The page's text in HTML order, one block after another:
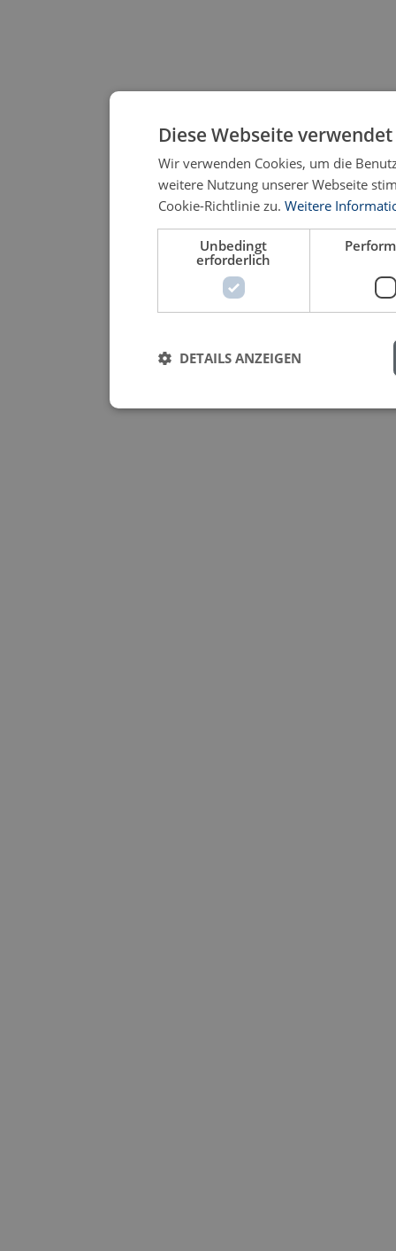
Diese Webseite
Wir verwenden Cookies, um die
weitere Nutzung unserer Webseite
Cookie-Richtlinie zu. Weitere
Unbedingt
erforderlich
DETAILS ANZEIGEN